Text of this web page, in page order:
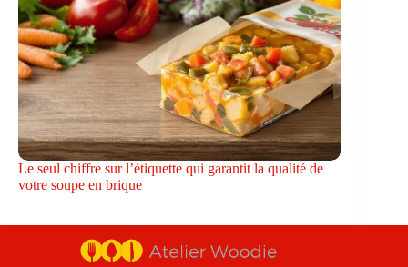
Le seul chiffre sur l’étiquette qui garantit la qualité de
votre soupe en brique